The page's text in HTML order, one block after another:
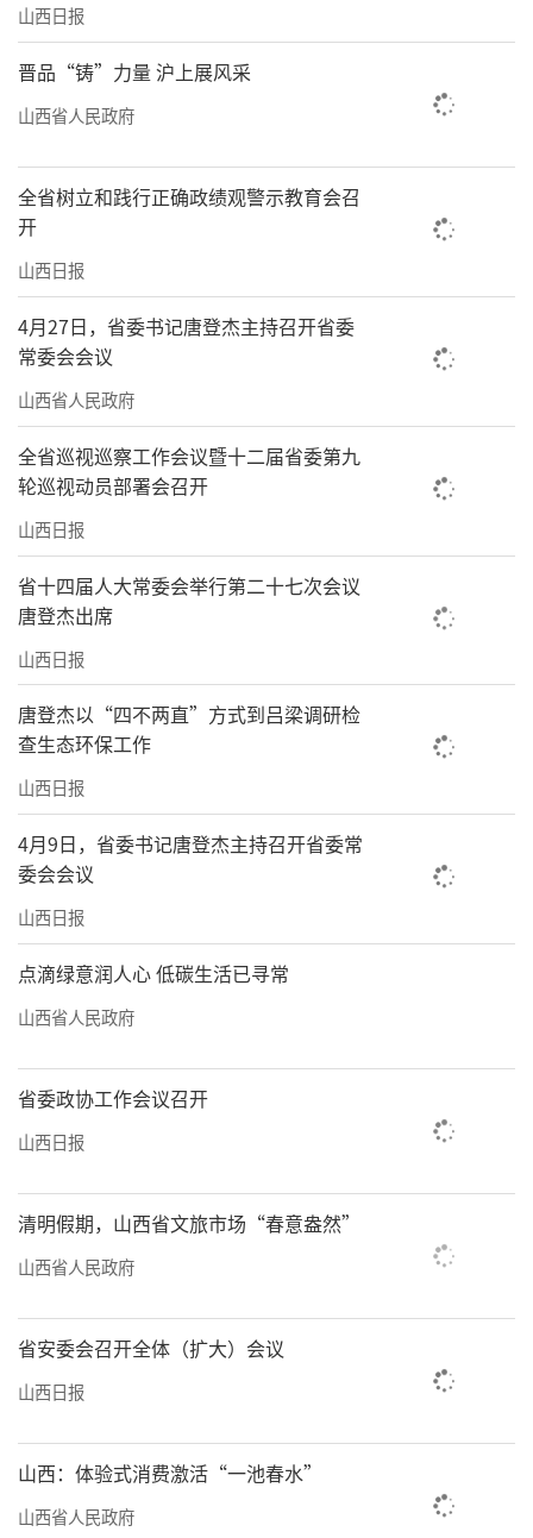
山西日报
晋品“铸”力量 沪上展风采
山西省人民政府
全省树立和践行正确政绩观警示教育会召
开
山西日报
4月27日，省委书记唐登杰主持召开省委
常委会会议
山西省人民政府
全省巡视巡察工作会议暨十二届省委第九
轮巡视动员部署会召开
山西日报
省十四届人大常委会举行第二十七次会议
唐登杰出席
山西日报
唐登杰以“四不两直”方式到吕梁调研检
查生态环保工作
山西日报
4月9日，省委书记唐登杰主持召开省委常
委会会议
山西日报
点滴绿意润人心 低碳生活已寻常
山西省人民政府
省委政协工作会议召开
山西日报
清明假期，山西省文旅市场“春意盎然”
山西省人民政府
省安委会召开全体（扩大）会议
山西日报
山西：体验式消费激活“一池春水”
山西省人民政府